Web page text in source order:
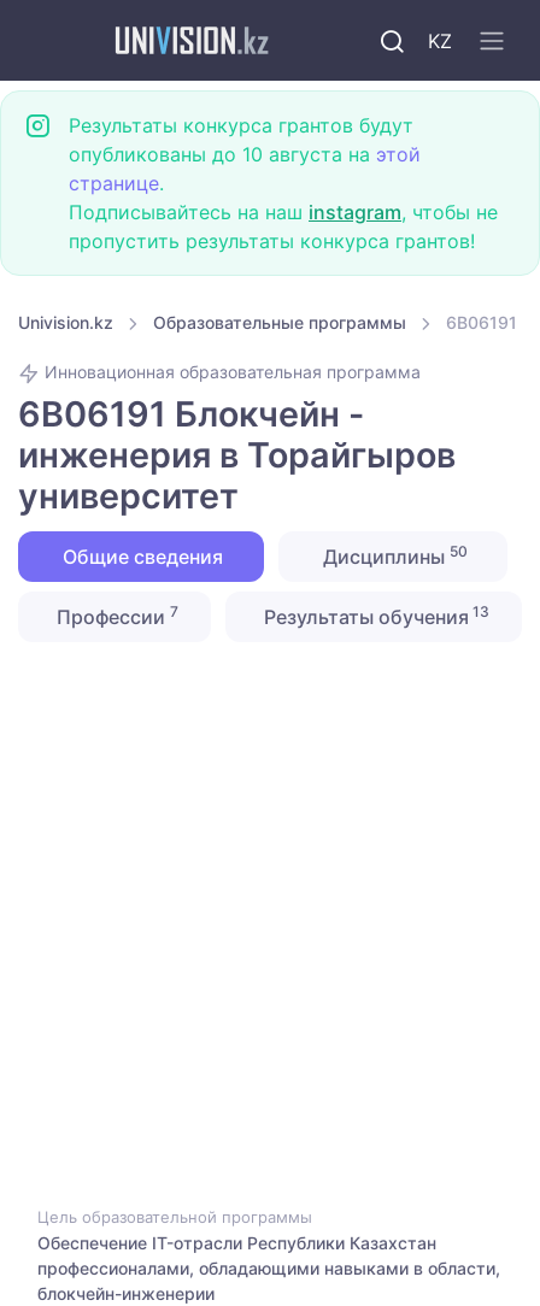
KZ
Результаты конкурса грантов будут
опубликованы до 10 августа на этой
странице.
Подписывайтесь на наш instagram, чтобы не
пропустить результаты конкурса грантов!
Univision.kz Образовательные программы 6B06191
Инновационная образовательная программа
6B06191 Блокчейн -
инженерия в Торайгыров
университет
Общие сведения Дисциплины 50
Профессии 7 Результаты обучения 13
Цель образовательной программы
Обеспечение IT-отрасли Республики Казахстан
профессионалами, обладающими навыками в области,
блокчейн-инженерии